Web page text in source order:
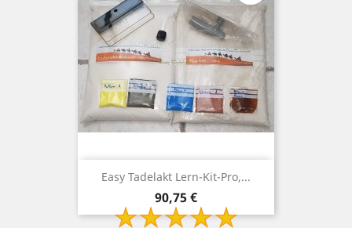
Easy Tadelakt Lern-Kit-Pro,...
Preis
90,75 €